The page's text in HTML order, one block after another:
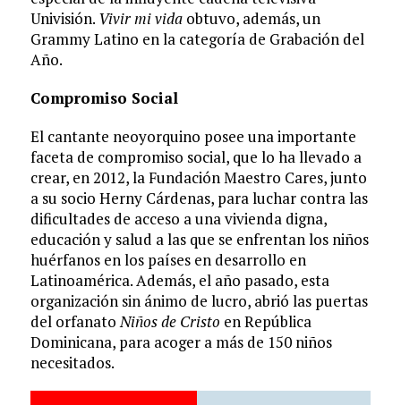
Univisión. Vivir mi vidaobtuvo, además, un
Grammy Latino en la categoría de Grabación del
Año.
Compromiso Social
El cantante neoyorquino posee una importante
faceta de compromiso social, que lo ha llevado a
crear, en 2012, la Fundación Maestro Cares, junto
a su socio Herny Cárdenas, para luchar contra las
dificultades de acceso a una vivienda digna,
educación y salud a las que se enfrentan los niños
huérfanos en los países en desarrollo en
Latinoamérica. Además, el año pasado, esta
organización sin ánimo de lucro, abrió las puertas
del orfanatoNiños de Cristo en República
Dominicana, para acoger a más de 150 niños
necesitados.